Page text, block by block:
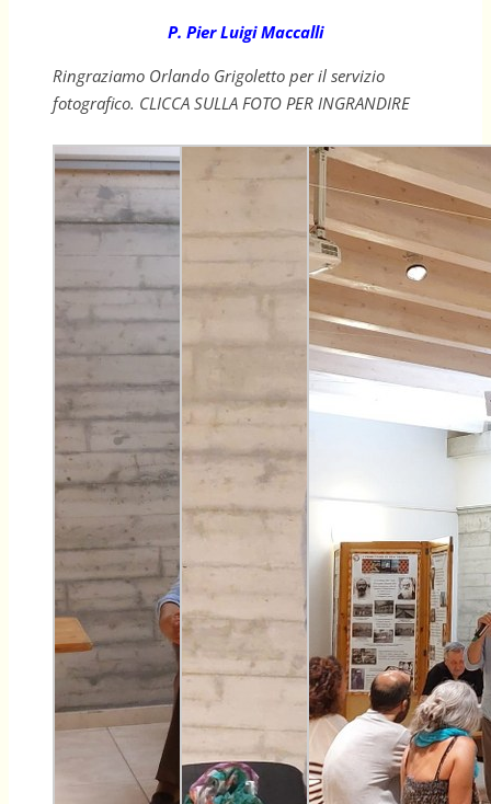
P. Pier Luigi Maccalli
Ringraziamo Orlando Grigoletto per il servizio
fotografico. CLICCA SULLA FOTO PER INGRANDIRE